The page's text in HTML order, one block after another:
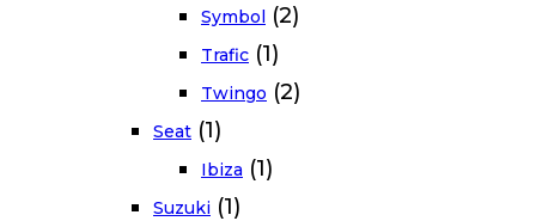
Symbol (2)
Trafic (1)
Twingo (2)
Seat (1)
Ibiza (1)
Suzuki (1)